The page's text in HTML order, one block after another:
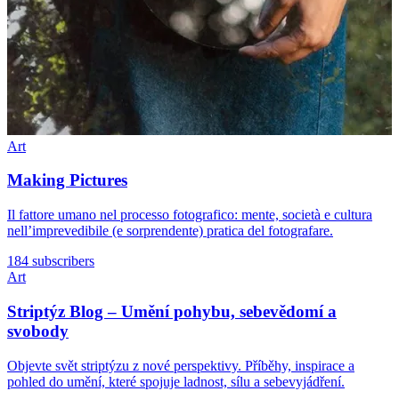
Art
Making Pictures
Il fattore umano nel processo fotografico: mente, società e cultura
nell’imprevedibile (e sorprendente) pratica del fotografare.
184 subscribers
Art
Striptýz Blog – Umění pohybu, sebevědomí a
svobody
Objevte svět striptýzu z nové perspektivy. Příběhy, inspirace a
pohled do umění, které spojuje ladnost, sílu a sebevyjádření.